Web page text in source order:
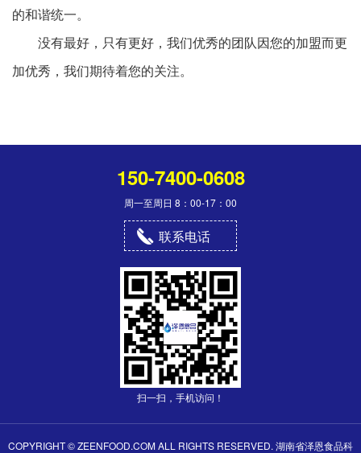
的和谐统一。
没有最好，只有更好，我们优秀的团队因您的加盟而更
加优秀，我们期待着您的关注。
150-7400-0608
周一至周日 8：00-17：00
联系电话
扫一扫，手机访问！
COPYRIGHT © ZEENFOOD.COM ALL RIGHTS RESERVED. 湖南省泽恩食品科